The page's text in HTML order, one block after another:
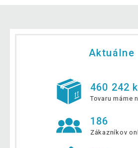
Aktuálne
460 242
Tovaru máme
186
Zákazníkov